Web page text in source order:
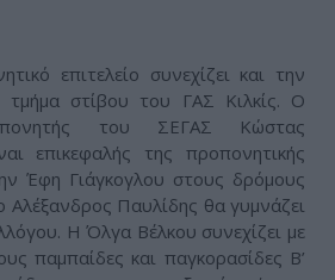
επιτελείο συνεχίζει και την
τμήμα στίβου του ΓΑΣ Κιλκίς. Ο
του ΣΕΓΑΣ Κώστας
επικεφαλής της προπονητικής
Έφη Γιάγκογλου στους δρόμους
Αλέξανδρος Παυλίδης θα γυμνάζει
Η Όλγα Βέλκου συνεχίζει με
παμπαίδες και παγκορασίδες Β’